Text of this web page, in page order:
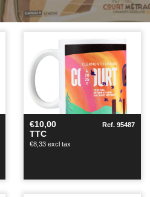
SEE
+
€10,00
TTC
€8,33 excl tax
Ref. 95487